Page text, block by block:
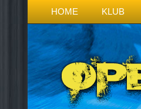
HOME KLUB